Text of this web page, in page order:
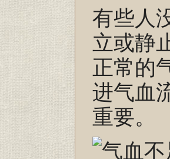
有些人
立或静
正常的
进气血
重要。